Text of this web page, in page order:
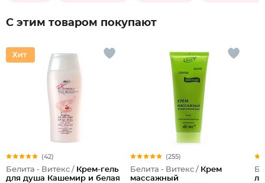
С этим товаром покупают
(42)
Белита - Витекс / Крем-гель
для душа Кашемир и белая
(255)
Белита - Витекс / Крем
массажный